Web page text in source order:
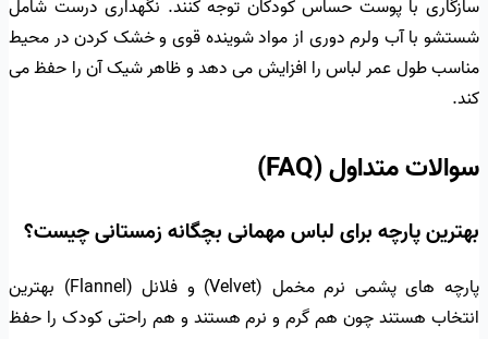
سازگاری با پوست حساس کودکان توجه کنند. نگهداری درست شامل
شستشو با آب ولرم دوری از مواد شوینده قوی و خشک کردن در محیط
مناسب طول عمر لباس را افزایش می دهد و ظاهر شیک آن را حفظ می
کند.
سوالات متداول (FAQ)
بهترین پارچه برای لباس مهمانی بچگانه زمستانی چیست؟
پارچه های پشمی نرم مخمل (Velvet) و فلانل (Flannel) بهترین
انتخاب هستند چون هم گرم و نرم هستند و هم راحتی کودک را حفظ